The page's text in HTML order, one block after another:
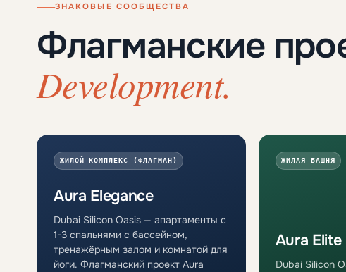
ЗНАКОВЫЕ СООБЩЕСТВА
Флагманские
Development.
ЖИЛОЙ КОМПЛЕКС (ФЛАГМАН)
Aura Elegance
Dubai Silicon Oasis — апартаменты с
1-3 спальнями с бассейном,
тренажёрным залом и комнатой для
йоги. Флагманский проект Aura
ЖИЛАЯ БАШНЯ
Aura Elite
Dubai Silicon